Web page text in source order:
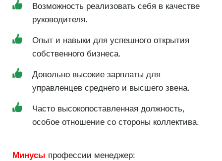
Возможность реализовать себя в качестве
руководителя.
Опыт и навыки для успешного открытия
собственного бизнеса.
Довольно высокие зарплаты для
управленцев среднего и высшего звена.
Часто высокопоставленная должность,
особое отношение со стороны коллектива.
Минусы профессии менеджер: